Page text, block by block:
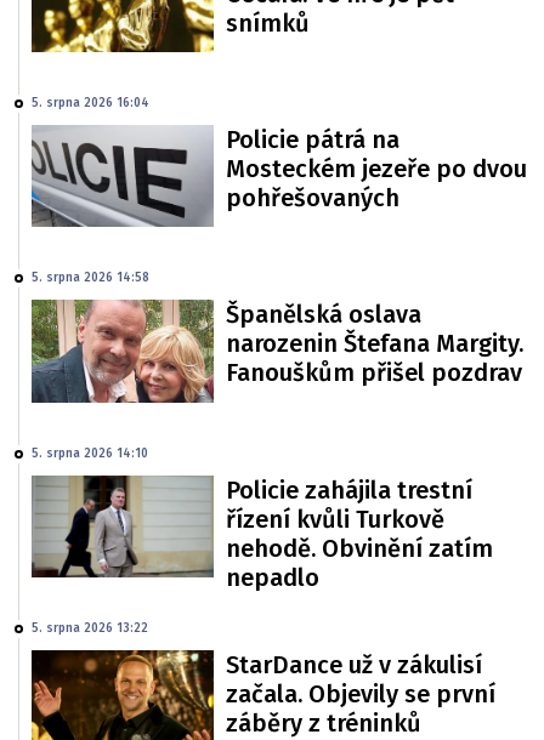
snímků
5. srpna 2026 16:04
Policie pátrá na
Mosteckém jezeře po dvou
pohřešovaných
5. srpna 2026 14:58
Španělská oslava
narozenin Štefana Margity.
Fanouškům přišel pozdrav
5. srpna 2026 14:10
Policie zahájila trestní
řízení kvůli Turkově
nehodě. Obvinění zatím
nepadlo
5. srpna 2026 13:22
StarDance už v zákulisí
začala. Objevily se první
záběry z tréninků